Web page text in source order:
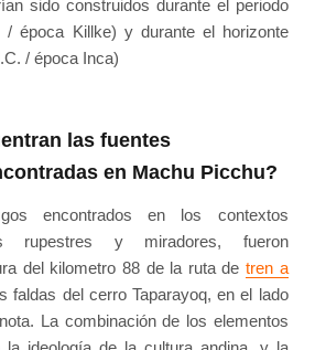
sido construidos durante el periodo
/ época Killke) y durante el horizonte
/ época Inca)
las fuentes
en Machu Picchu?
encontrados en los contextos
rupestres y miradores, fueron
del kilometro 88 de la ruta detren a
faldas del cerro Taparayoq, en el lado
La combinación de los elementos